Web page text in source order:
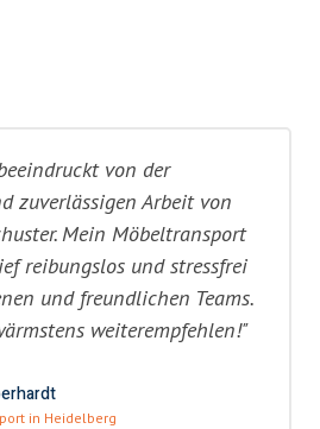
von der
zuverlässigen Arbeit von
Mein Möbeltransport
reibungslos und stressfrei
und freundlichen Teams.
weiterempfehlen!"
in Heidelberg